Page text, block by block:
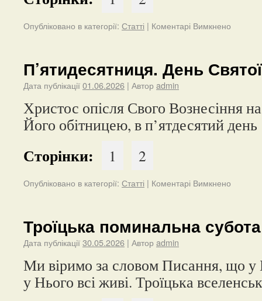
Опубліковано в категорії: Статті | Коментарі Вимкнено
П’ятидесятниця. День Святої
Дата публікації01.06.2026 | Автор admin
Христос опісля Свого Вознесіння
Його обітницею, в п’ятдесятий день
Сторінки: 1 2
Опубліковано в категорії: Статті | Коментарі Вимкнено
Троїцька поминальна субота
Дата публікації30.05.2026 | Автор admin
Ми віримо за словом Писання, що у
у Нього всі живі. Троїцька